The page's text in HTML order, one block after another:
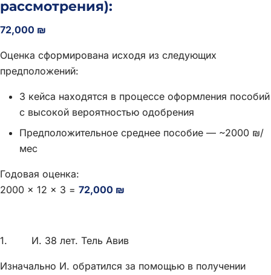
рассмотрения):
72,000 ₪
Оценка сформирована исходя из следующих
предположений:
3 кейса находятся в процессе оформления пособий
с высокой вероятностью одобрения
Предположительное среднее пособие — ~2000 ₪/
мес
Годовая оценка:
2000 × 12 × 3 = 72,000 ₪
1. И. 38 лет. Тель Авив
Изначально И. обратился за помощью в получении